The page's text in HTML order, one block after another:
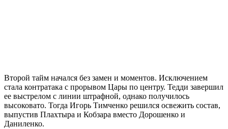
Второй тайм начался без замен и моментов. Исключением
стала контратака с прорывом Цары по центру. Тедди завершил
ее выстрелом с линии штрафной, однако получилось
высоковато. Тогда Игорь Тимченко решился освежить состав,
выпустив Плахтыра и Кобзара вместо Дорошенко и
Даниленко.